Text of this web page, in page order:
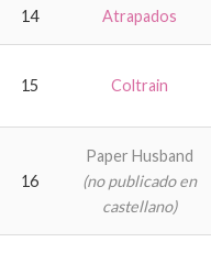
14 Atrapados
15 Coltrain
16
Paper Husband
(no publicado en
castellano)